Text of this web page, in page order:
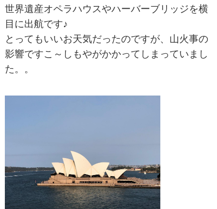
世界遺産オペラハウスやハーバーブリッジを横
目に出航です♪
とってもいいお天気だったのですが、山火事の
影響ですこ～しもやがかかってしまっていまし
た。。